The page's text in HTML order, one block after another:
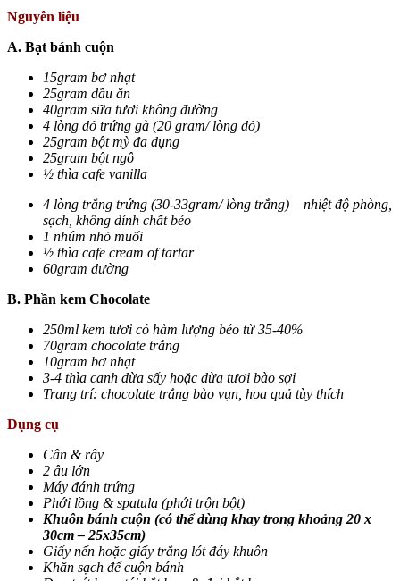
Nguyên liệu
A. Bạt bánh cuộn
15gram bơ nhạt
25gram dầu ăn
40gram sữa tươi không đường
4 lòng đỏ trứng gà (20 gram/ lòng đỏ)
25gram bột mỳ đa dụng
25gram bột ngô
½ thìa cafe vanilla
4 lòng trắng trứng (30-33gram/ lòng trắng) – nhiệt độ phòng,
sạch, không dính chất béo
1 nhúm nhỏ muối
½ thìa cafe cream of tartar
60gram đường
B. Phần kem Chocolate
250ml kem tươi có hàm lượng béo từ 35-40%
70gram chocolate trắng
10gram bơ nhạt
3-4 thìa canh dừa sấy hoặc dừa tươi bào sợi
Trang trí: chocolate trắng bào vụn, hoa quả tùy thích
Dụng cụ
Cân & rây
2 âu lớn
Máy đánh trứng
Phới lồng & spatula (phới trộn bột)
Khuôn bánh cuộn (có thể dùng khay trong khoảng 20 x
30cm – 25x35cm)
Giấy nến hoặc giấy trắng lót đáy khuôn
Khăn sạch để cuộn bánh